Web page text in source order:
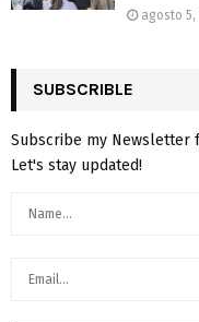
agosto 5,
SUBSCRIBLE
Subscribe my Newsletter
Let's stay updated!